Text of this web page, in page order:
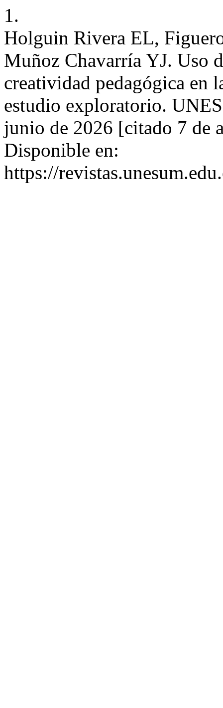
1.
Holguin Rivera EL,
Muñoz Chavarría YJ. Uso
creatividad pedagógica en
estudio exploratorio.
junio de 2026 [citado 7 de
Disponible en:
https://